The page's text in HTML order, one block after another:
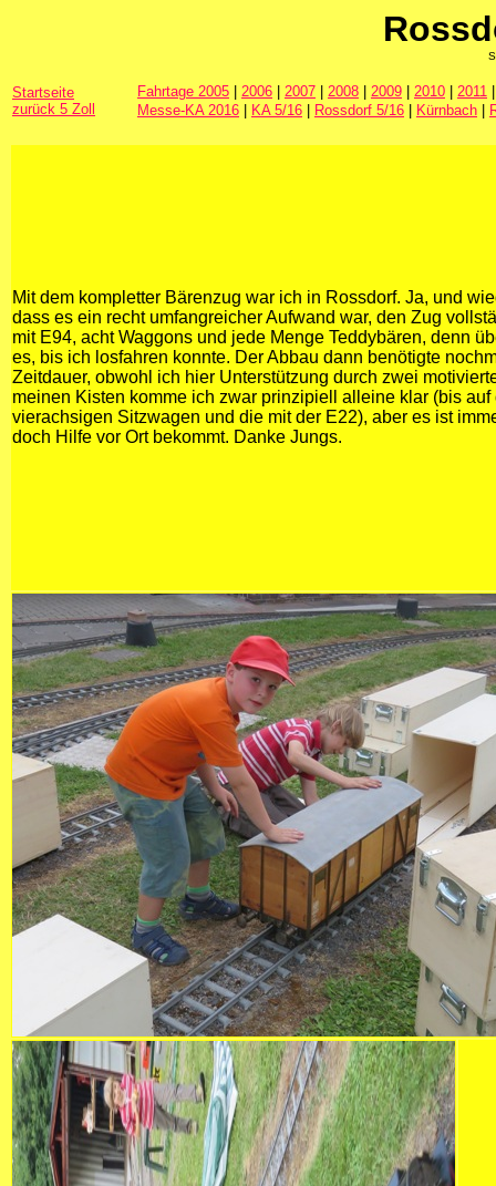
Startseite
zurück 5 Zoll
Fahrtage 2005 2006 2007 2008 2009 2010 2011
Messe-KA 2016
KA 5/16 Rossdorf 5/16 Kürnbach
Mit dem kompletter Bärenzug war ich in Rossdorf. Ja, und
dass es ein recht umfangreicher Aufwand war, den Zug
mit E94, acht Waggons und jede Menge Teddybären, denn
es, bis ich losfahren konnte. Der Abbau dann benötigte
Zeitdauer, obwohl ich hier Unterstützung durch zwei
meinen Kisten komme ich zwar prinzipiell alleine klar (bis auf
vierachsigen Sitzwagen und die mit der E22), aber es ist
doch Hilfe vor Ort bekommt. Danke Jungs.